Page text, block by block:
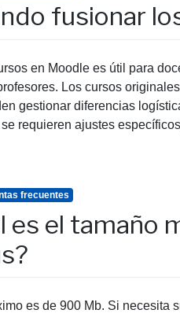
fusionar
en Moodle es útil para
Los cursos
gestionar diferencias
requieren ajustes
frecuentes
es el tamaño
es de 900 Mb. Si necesita